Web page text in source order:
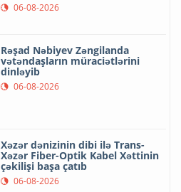
06-08-2026
Rəşad Nəbiyev Zəngilanda
vətəndaşların müraciətlərini
dinləyib
06-08-2026
Xəzər dənizinin dibi ilə Trans-
Xəzər Fiber-Optik Kabel Xəttinin
çəkilişi başa çatıb
06-08-2026